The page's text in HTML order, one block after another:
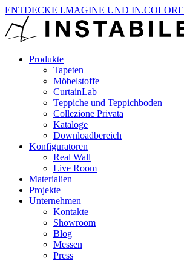
ENTDECKE I.MAGINE UND IN.COLORE
Produkte
Tapeten
Möbelstoffe
CurtainLab
Teppiche und Teppichboden
Collezione Privata
Kataloge
Downloadbereich
Konfiguratoren
Real Wall
Live Room
Materialien
Projekte
Unternehmen
Kontakte
Showroom
Blog
Messen
Press